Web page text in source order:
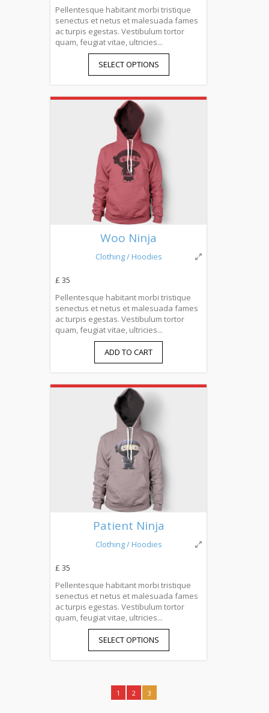
Pellentesque habitant morbi tristique
senectus et netus et malesuada fames
ac turpis egestas. Vestibulum tortor
quam, feugiat vitae, ultricies...
SELECT OPTIONS
Woo Ninja
Clothing/ Hoodies
£ 35
Pellentesque habitant morbi tristique
senectus et netus et malesuada fames
ac turpis egestas. Vestibulum tortor
quam, feugiat vitae, ultricies...
ADD TO CART
Patient Ninja
Clothing/ Hoodies
£ 35
Pellentesque habitant morbi tristique
senectus et netus et malesuada fames
ac turpis egestas. Vestibulum tortor
quam, feugiat vitae, ultricies...
SELECT OPTIONS
1 2 3